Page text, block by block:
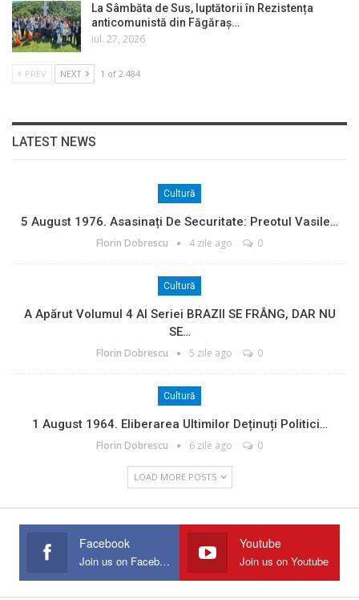
La Sâmbăta de Sus, luptătorii în Rezistența
anticomunistă din Făgăraș…
iul. 27, 2026
PREV NEXT 1 of 2.484
LATEST NEWS
Cultură
5 August 1976. Asasinați De Securitate: Preotul Vasile…
Florin Dobrescu 4 zile ago 0
Cultură
A Apărut Volumul 4 Al Seriei BRAZII SE FRÂNG, DAR NU
SE…
Florin Dobrescu 5 zile ago 0
Cultură
1 August 1964. Eliberarea Ultimilor Deținuți Politici…
Florin Dobrescu 6 zile ago 0
LOAD MORE POSTS
Facebook
Join us on Facebook
Youtube
Join us on Youtube